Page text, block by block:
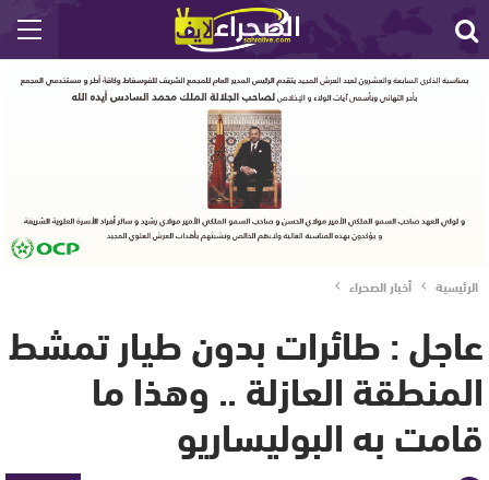
الرئيسية أخبار الصحراء
عاجل : طائرات بدون طيار تمشط
المنطقة العازلة .. وهذا ما
قامت به البوليساريو